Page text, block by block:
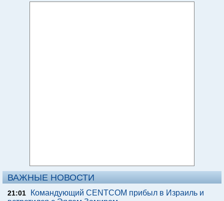
ВАЖНЫЕ НОВОСТИ
21:01
Командующий CENTCOM прибыл в Израиль и